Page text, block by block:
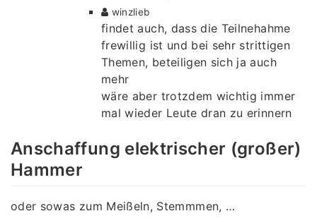
winzlieb
findet auch, dass die Teilnehahme
frewillig ist und bei sehr strittigen
Themen, beteiligen sich ja auch
mehr
wäre aber trotzdem wichtig immer
mal wieder Leute dran zu erinnern
Anschaffung elektrischer (großer)
Hammer
oder sowas zum Meißeln, Stemmmen, …